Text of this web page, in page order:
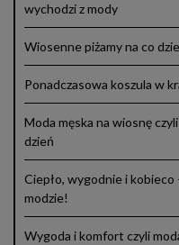
wychodzi z mody
Wiosenne piżamy na co
Ponadczasowa koszula w
Moda męska na wiosnę
dzień
Ciepło, wygodnie i
modzie!
Wygoda i komfort czyli